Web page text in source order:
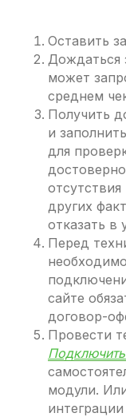
Оставить
Дождаться
может
среднем
Получить
и
для
других
отказать в
Перед
сайте
договор-
Провести
модули.